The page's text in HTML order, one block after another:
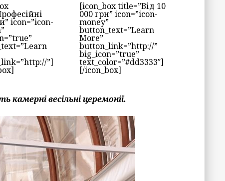
icon=”icon-
”]
[icon_box title=”Від 10
000 грн” icon=”icon-
money”
button_text=”Learn
More”
button_link=”http://”
big_icon=”true”
text_color=”#dd3333″]
[/icon_box]
весільні церемонії.